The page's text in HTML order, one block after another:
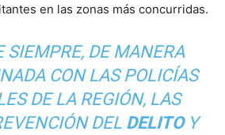
en las zonas más concurridas.
SIEMPRE, DE MANERA
CON LAS POLICÍAS
DE LA REGIÓN, LAS
DEL DELITOY